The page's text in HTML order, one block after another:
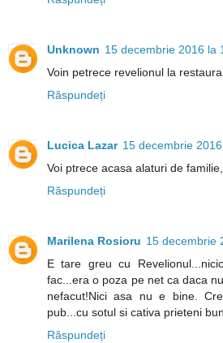
Unknown 15 decembrie 2016 la
Voin petrece revelionul la
Răspundeți
Lucica Lazar 15 decembrie
Voi ptrece acasa alaturi de
Răspundeți
Marilena Rosioru 15 decembrie
E tare greu cu
fac...era o poza pe net ca daca
nefacut!Nici asa nu e bine.
pub...cu sotul si cativa prieteni
Răspundeți